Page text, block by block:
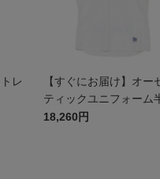
レ
【すぐにお届け】オー
ティックユニフォーム
（2026百年構想リーグ
18,260円